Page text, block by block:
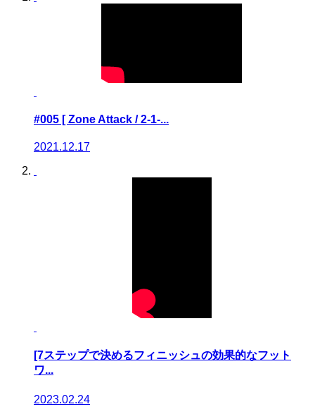
#005 [ Zone Attack / 2-1-...
2021.12.17
[7ステップで決めるフィニッシュの効果的なフット
ワ...
2023.02.24